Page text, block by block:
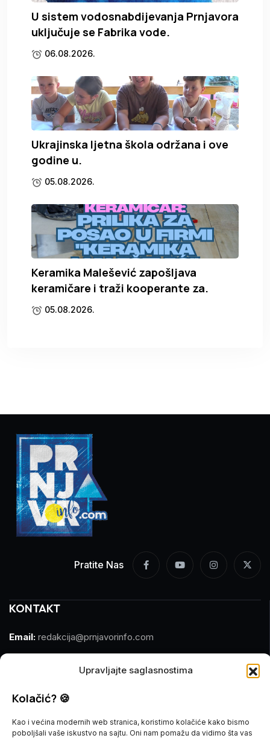
Upravljajte saglasnostima
Kolačić? 🍪
Kao i većina modernih web stranica, koristimo kolačiće kako bismo
poboljšali vaše iskustvo na sajtu. Oni nam pomažu da vidimo šta vas
U sistem vodosnabdijevanja Prnjavora
uključuje se Fabrika vode.
06.08.2026.
Ukrajinska ljetna škola održana i ove
godine u.
05.08.2026.
Keramika Malešević zapošljava
keramičare i traži kooperante za.
05.08.2026.
Pratite Nas
KONTAKT
Email: redakcija@prnjavorinfo.com
MARKETING
Email: marketing@prnjavorinfo.com